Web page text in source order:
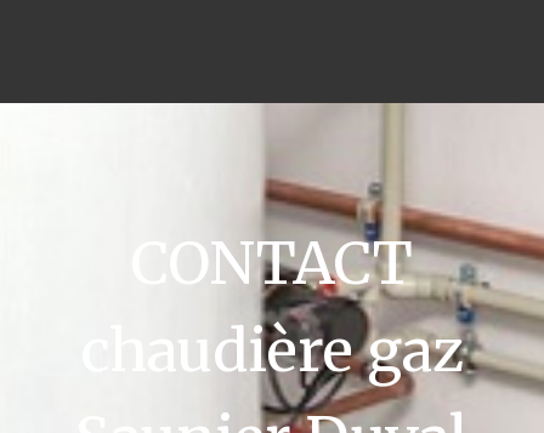
CONTACT
chaudière gaz